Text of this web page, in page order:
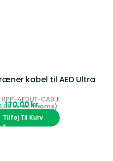
kabel til AED Ultra
RPP-AEDUT-CABLE
kr.
kr.
Tilføj Til Kurv